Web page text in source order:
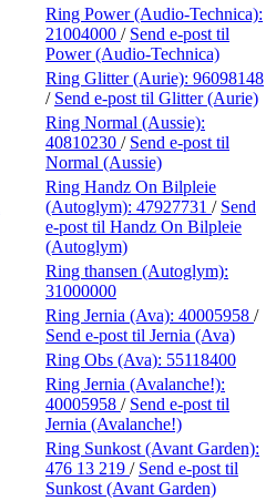
Ring Power (Audio-Technica):
21004000 / Send e-post til
Power (Audio-Technica)
Ring Glitter (Aurie): 96098148
/ Send e-post til Glitter (Aurie)
Ring Normal (Aussie):
40810230 / Send e-post til
Normal (Aussie)
Ring Handz On Bilpleie
(Autoglym): 47927731 / Send
e-post til Handz On Bilpleie
(Autoglym)
Ring thansen (Autoglym):
31000000
Ring Jernia (Ava): 40005958 /
Send e-post til Jernia (Ava)
Ring Obs (Ava): 55118400
Ring Jernia (Avalanche!):
40005958 / Send e-post til
Jernia (Avalanche!)
Ring Sunkost (Avant Garden):
476 13 219 / Send e-post til
Sunkost (Avant Garden)